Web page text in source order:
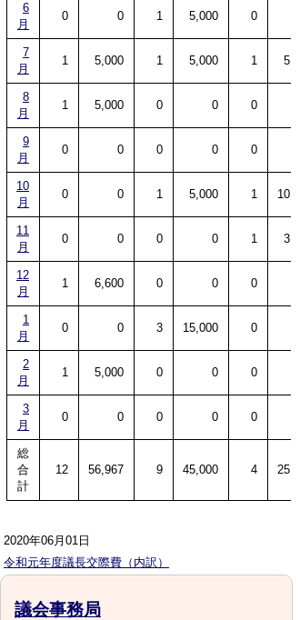
6
月
0 0 1 5,000 0
7
月
1 5,000 1 5,000 1
8
月
1 5,000 0 0 0
9
月
0 0 0 0 0
10
月
0 0 1 5,000 1
11
月
0 0 0 0 1
12
月
1 6,600 0 0 0
1
月
0 0 3 15,000 0
2
月
1 5,000 0 0 0
3
月
0 0 0 0 0
総
合
計
12 56,967 9 45,000 4
2020年06月01日
令和元年度議長交際費（内訳）
議会事務局